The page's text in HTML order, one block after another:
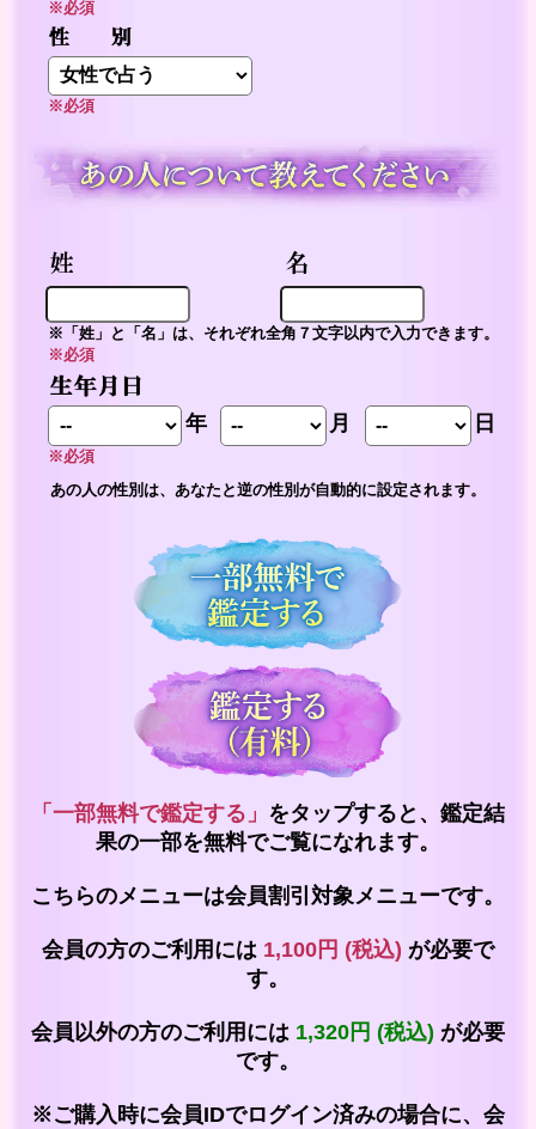
※必須
※必須
※「姓」と「名」は、それぞれ全角７文字以内で入力できます。
※必須
年 月 日
※必須
あの人の性別は、あなたと逆の性別が自動的に設定されます。
「一部無料で鑑定する」 をタップすると、鑑定結
果の一部を無料でご覧になれます。
こちらのメニューは会員割引対象メニューです。
会員の方のご利用には 1,100円 (税込) が必要で
す。
会員以外の方のご利用には 1,320円 (税込) が必要
です。
※ご購入時に会員IDでログイン済みの場合に、会